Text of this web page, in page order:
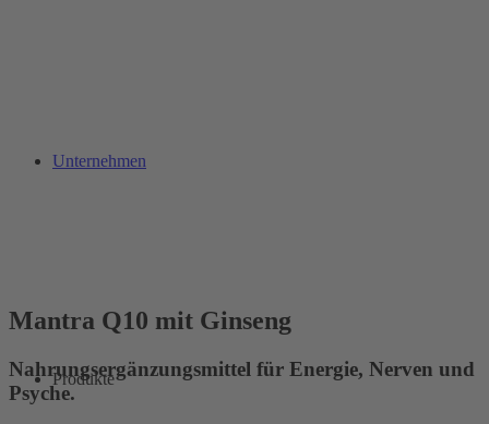
Unternehmen
Produkte
Mantra Q10 mit Ginseng
Nahrungsergänzungsmittel für Energie, Nerven und
Psyche.